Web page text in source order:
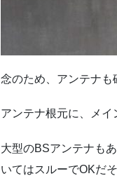
念のため、アンテナも
アンテナ根元に、メイ
大型のBSアンテナも
いてはスルーでOKだそ